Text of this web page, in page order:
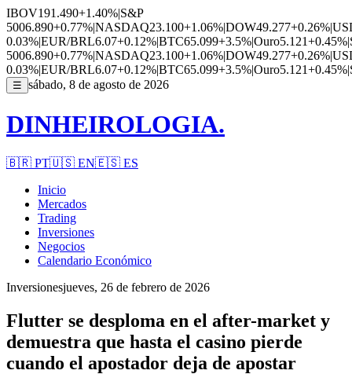
IBOV191.490+1.40%|S&P
5006.890+0.77%|NASDAQ23.100+1.06%|DOW49.277+0.26%|
0.03%|EUR/BRL6.07+0.12%|BTC65.099+3.5%|Ouro5.121+0.45%|
5006.890+0.77%|NASDAQ23.100+1.06%|DOW49.277+0.26%|
0.03%|EUR/BRL6.07+0.12%|BTC65.099+3.5%|Ouro5.121+0.45%|
☰ sábado, 8 de agosto de 2026
DINHEIROLOGIA.
🇧🇷 PT🇺🇸 EN🇪🇸 ES
Inicio
Mercados
Trading
Inversiones
Negocios
Calendario Económico
Inversionesjueves, 26 de febrero de 2026
Flutter se desploma en el after-market y
demuestra que hasta el casino pierde
cuando el apostador deja de apostar